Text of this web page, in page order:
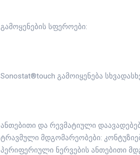
გამოყენების სფეროები:
Sonostat®touch გამოიყენება
ანთებითი და რევმატიული
ტრავმული მდგომარეობები:
პერიფერიული ნერვების ანთებითი